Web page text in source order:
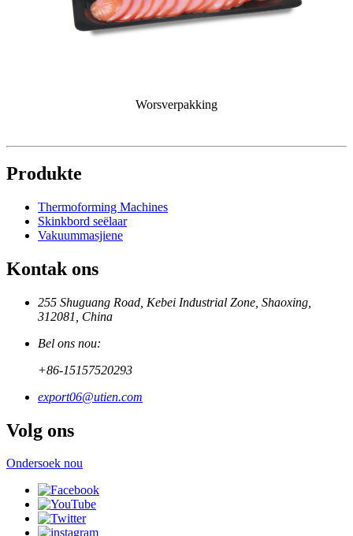
Worsverpakking
Produkte
Thermoforming Machines
Skinkbord seëlaar
Vakuummasjiene
Kontak ons
255 Shuguang Road, Kebei Industrial Zone, Shaoxing,
312081, China
Bel ons nou:
+86-15157520293
export06@utien.com
Volg ons
Ondersoek nou